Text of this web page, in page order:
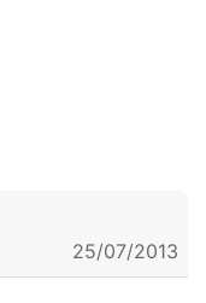
25/07/2013